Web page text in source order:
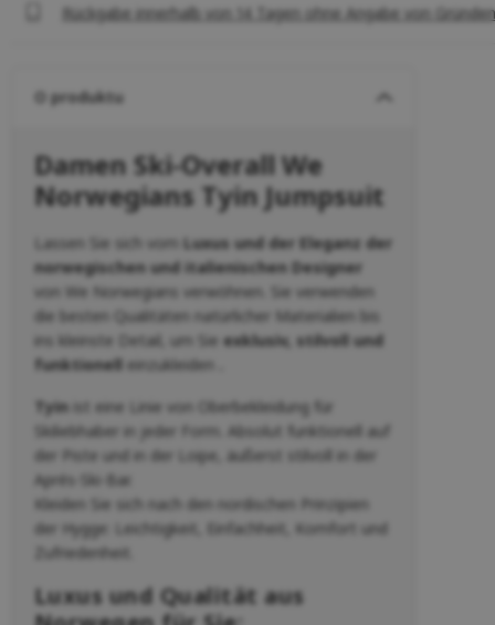
Rückgabe innerhalb von 14 Tagen ohne Angabe von Gründen
O produktu
Damen Ski-Overall We
Norwegians Tyin Jumpsuit
Lassen Sie sich vom Luxus und der Eleganz der
norwegischen und italienischen Designer
von We Norwegians verwöhnen. Sie verwenden
die besten Qualitäten natürlicher Materialien bis
ins kleinste Detail, um Sie exklusiv, stilvoll und
funktionell einzukleiden
Tyin ist eine Linie von Oberbekleidung für
Skiliebhaber in jeder Form. Absolut funktionell auf
der Piste und in der Loipe, äußerst stilvoll in der
Aprés-Ski-Bar.
Kleiden Sie sich nach den nordischen Prinzipien
der Hygge: Leichtigkeit, Einfachheit, Komfort und
Zufriedenheit.
Luxus und Qualität aus